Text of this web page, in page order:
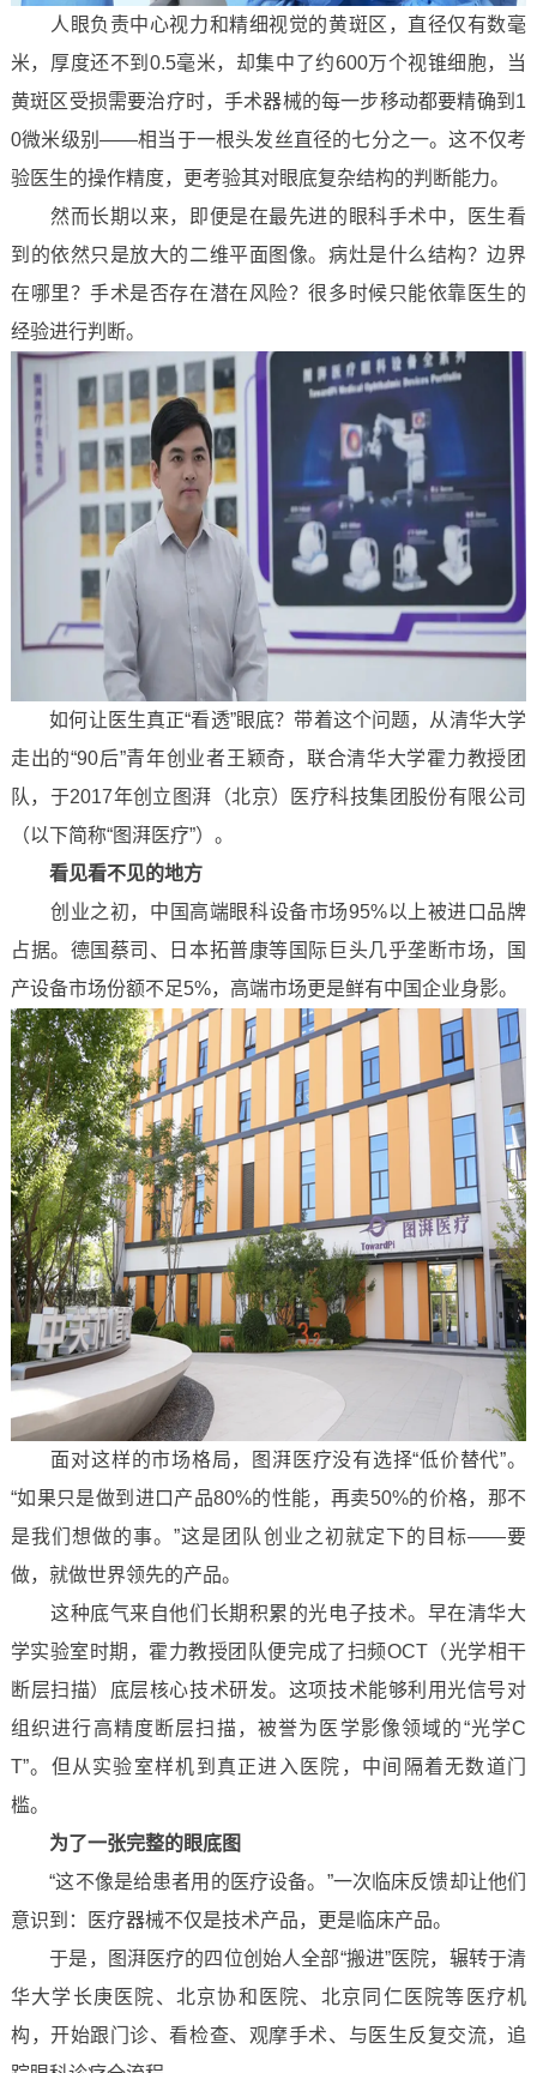
人眼负责中心视力和精细视觉的黄斑区，直径仅有数毫
米，厚度还不到0.5毫米，却集中了约600万个视锥细胞，当
黄斑区受损需要治疗时，手术器械的每一步移动都要精确到1
0微米级别——相当于一根头发丝直径的七分之一。这不仅考
验医生的操作精度，更考验其对眼底复杂结构的判断能力。
然而长期以来，即便是在最先进的眼科手术中，医生看
到的依然只是放大的二维平面图像。病灶是什么结构？边界
在哪里？手术是否存在潜在风险？很多时候只能依靠医生的
经验进行判断。
如何让医生真正“看透”眼底？带着这个问题，从清华大学
走出的“90后”青年创业者王颖奇，联合清华大学霍力教授团
队，于2017年创立图湃（北京）医疗科技集团股份有限公司
（以下简称“图湃医疗”）。
看见看不见的地方
创业之初，中国高端眼科设备市场95%以上被进口品牌
占据。德国蔡司、日本拓普康等国际巨头几乎垄断市场，国
产设备市场份额不足5%，高端市场更是鲜有中国企业身影。
面对这样的市场格局，图湃医疗没有选择“低价替代”。
“如果只是做到进口产品80%的性能，再卖50%的价格，那不
是我们想做的事。”这是团队创业之初就定下的目标——要
做，就做世界领先的产品。
这种底气来自他们长期积累的光电子技术。早在清华大
学实验室时期，霍力教授团队便完成了扫频OCT（光学相干
断层扫描）底层核心技术研发。这项技术能够利用光信号对
组织进行高精度断层扫描，被誉为医学影像领域的“光学C
T”。但从实验室样机到真正进入医院，中间隔着无数道门
槛。
为了一张完整的眼底图
“这不像是给患者用的医疗设备。”一次临床反馈却让他们
意识到：医疗器械不仅是技术产品，更是临床产品。
于是，图湃医疗的四位创始人全部“搬进”医院，辗转于清
华大学长庚医院、北京协和医院、北京同仁医院等医疗机
构，开始跟门诊、看检查、观摩手术、与医生反复交流，追